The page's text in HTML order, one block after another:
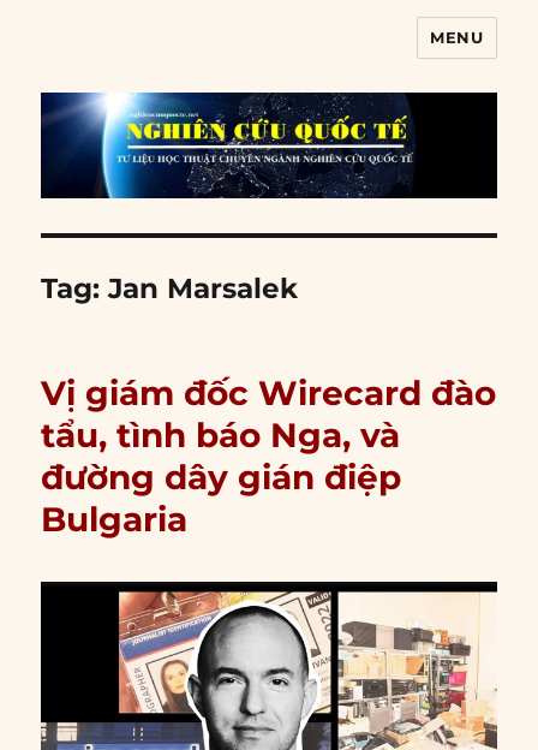
MENU
Tag:Jan Marsalek
Vị giám đốc Wirecard đào
tẩu, tình báo Nga, và
đường dây gián điệp
Bulgaria